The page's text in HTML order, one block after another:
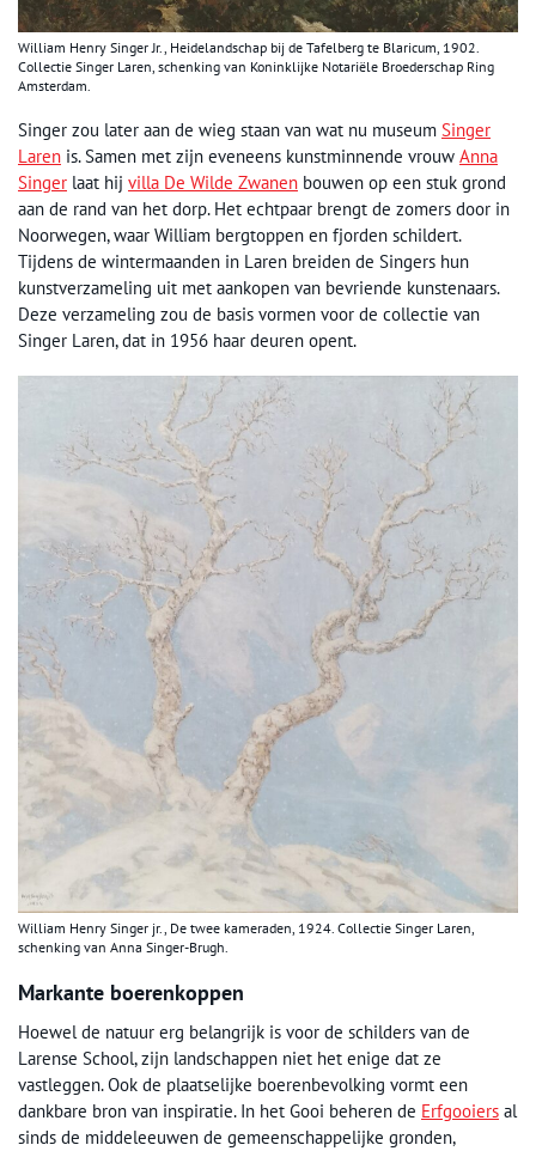
William Henry Singer Jr., Heidelandschap bij de Tafelberg te Blaricum, 1902.
Collectie Singer Laren, schenking van Koninklijke Notariële Broederschap Ring
Amsterdam.
Singer zou later aan de wieg staan van wat nu museum Singer
Laren is. Samen met zijn eveneens kunstminnende vrouw Anna
Singer laat hij villa De Wilde Zwanen bouwen op een stuk grond
aan de rand van het dorp. Het echtpaar brengt de zomers door in
Noorwegen, waar William bergtoppen en fjorden schildert.
Tijdens de wintermaanden in Laren breiden de Singers hun
kunstverzameling uit met aankopen van bevriende kunstenaars.
Deze verzameling zou de basis vormen voor de collectie van
Singer Laren, dat in 1956 haar deuren opent.
William Henry Singer jr., De twee kameraden, 1924. Collectie Singer Laren,
schenking van Anna Singer-Brugh.
Markante boerenkoppen
Hoewel de natuur erg belangrijk is voor de schilders van de
Larense School, zijn landschappen niet het enige dat ze
vastleggen. Ook de plaatselijke boerenbevolking vormt een
dankbare bron van inspiratie. In het Gooi beheren de Erfgooiers al
sinds de middeleeuwen de gemeenschappelijke gronden,